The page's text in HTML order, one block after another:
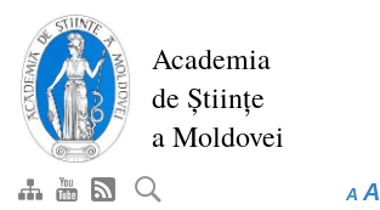
conţinutul
principal
Academia
de Științe
a Moldovei
A A